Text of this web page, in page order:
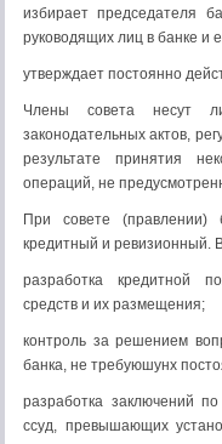
избирает председателя
руководящих лиц в банке и
утверждает постоянно
Члены совета несут
законодательных актов,
результате принятия
операций, не
При совете (правлении)
кредитный и ревизионный.
разработка кредитной
средств и их размещения;
контроль за решением
банка, не требуюшунх
разработка заключений
ссуд, превышающих